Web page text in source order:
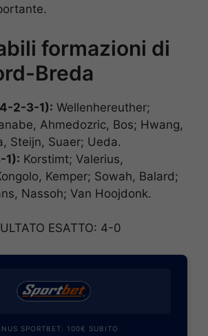
formazioni di
Breda
2-3-1): Wellenhereuther;
Ahmedozric, Bos; Hwang,
Steijn, Suaer; Ueda.
1): Korstimt; Valerius,
Kemper; Sowah, Balard;
Nassoh; Van Hoojdonk.
ESATTO: 4-0
SPORTBET: 100€ SUBITO